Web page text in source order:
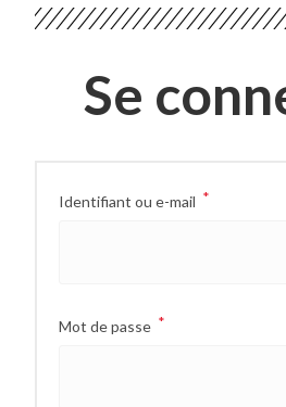
Se
Identifiant ou e-mail *
Mot de passe *